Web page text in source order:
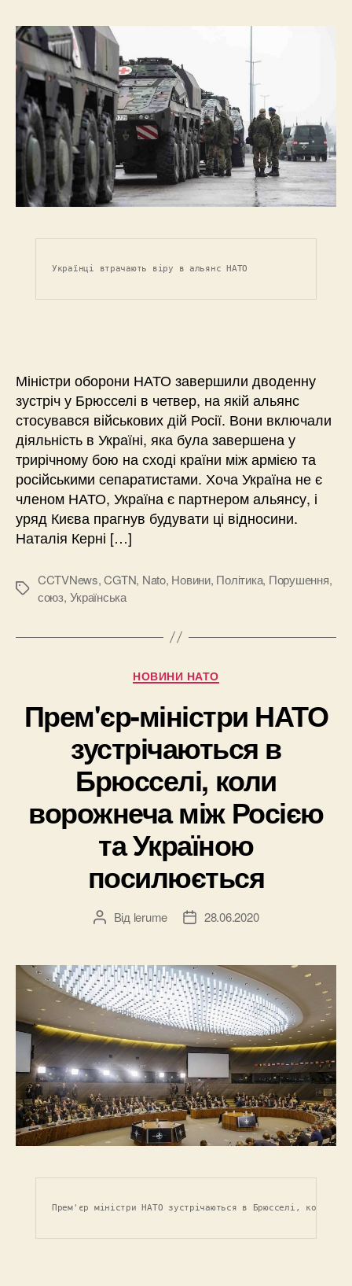
Українці втрачають віру в альянс НАТО
Міністри оборони НАТО завершили дводенну
зустріч у Брюсселі в четвер, на якій альянс
стосувався військових дій Росії. Вони включали
діяльність в Україні, яка була завершена у
трирічному бою на сході країни між армією та
російськими сепаратистами. Хоча Україна не є
членом НАТО, Україна є партнером альянсу, і
уряд Києва прагнув будувати ці відносини.
Наталія Керні […]
Позначки
CCTVNews,CGTN, Nato, Новини, Політика, Порушення,
союз, Українська
Категорії
НОВИНИ НАТО
Прем'єр-міністри НАТО
зустрічаються в
Брюсселі, коли
ворожнеча між Росією
та Україною
посилюється
Автор
Від lerume
Дата28.06.2020
Прем'єр міністри НАТО зустрічаються в Брюсселі, коли